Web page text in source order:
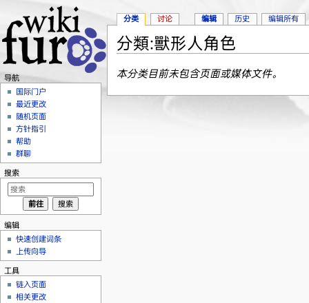
分類:獸形人角色
本分类目前未包含页面或媒体文件。
分类 讨论 编辑 历史 编辑所有
导航
国际门户
最近更改
随机页面
方针指引
帮助
群聊
搜索
编辑
快速创建词条
上传向导
工具
链入页面
相关更改